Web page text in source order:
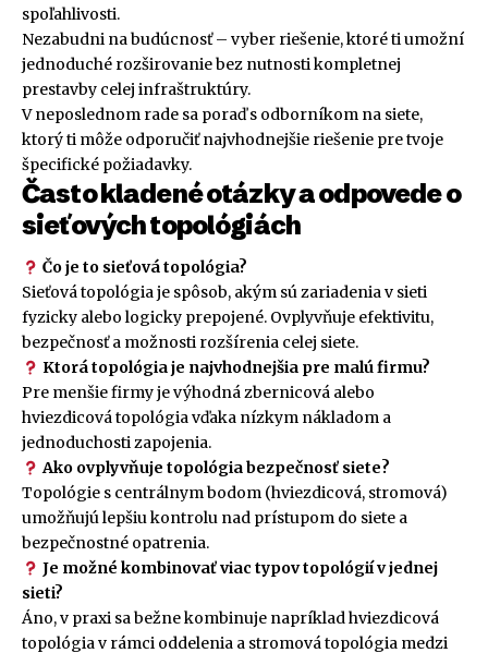
spoľahlivosti.
Nezabudni na budúcnosť – vyber riešenie, ktoré ti umožní
jednoduché rozširovanie bez nutnosti kompletnej
prestavby celej infraštruktúry.
V neposlednom rade sa poraď s odborníkom na siete,
ktorý ti môže odporučiť najvhodnejšie riešenie pre tvoje
špecifické požiadavky.
Často kladené otázky a odpovede o
sieťových topológiách
Čo je to sieťová topológia?
Sieťová topológia je spôsob, akým sú zariadenia v sieti
fyzicky alebo logicky prepojené. Ovplyvňuje efektivitu,
bezpečnosť a možnosti rozšírenia celej siete.
Ktorá topológia je najvhodnejšia pre malú firmu?
Pre menšie firmy je výhodná zbernicová alebo
hviezdicová topológia vďaka nízkym nákladom a
jednoduchosti zapojenia.
Ako ovplyvňuje topológia bezpečnosť siete?
Topológie s centrálnym bodom (hviezdicová, stromová)
umožňujú lepšiu kontrolu nad prístupom do siete a
bezpečnostné opatrenia.
Je možné kombinovať viac typov topológií v jednej
sieti?
Áno, v praxi sa bežne kombinuje napríklad hviezdicová
topológia v rámci oddelenia a stromová topológia medzi